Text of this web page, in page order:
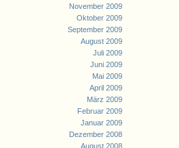
November 2009
Oktober 2009
September 2009
August 2009
Juli 2009
Juni 2009
Mai 2009
April 2009
März 2009
Februar 2009
Januar 2009
Dezember 2008
August 2008